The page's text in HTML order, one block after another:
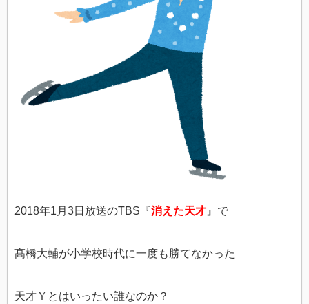
2018年1月3日放送のTBS『消えた天才 』で
髙橋大輔が小学校時代に一度も勝てなかった
天才Ｙとはいったい誰なのか？